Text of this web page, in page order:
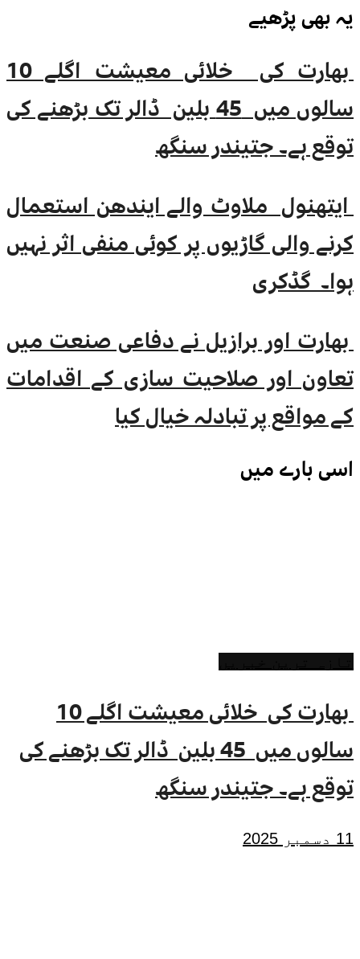
یہ بھیپڑھیے
بھارت کی خلائی معیشت اگلے 10
سالوں میں 45 بلین ڈالر تک بڑھنے کی
توقع ہے۔ جتیندر سنگھ
ایتھنول ملاوٹ والے ایندھن استعمال
کرنے والی گاڑیوں پر کوئی منفی اثر نہیں
ہوا۔ گڈکری
بھارت اور برازیل نے دفاعی صنعت میں
تعاون اور صلاحیت سازی کے اقدامات
کے مواقع پر تبادلہ خیال کیا
اسیبارے میں
بھارت کی خلائی معیشت اگلے 10
سالوں میں 45 بلین ڈالر تک بڑھنے کی
توقع ہے۔ جتیندر سنگھ
11 دسمبر 2025